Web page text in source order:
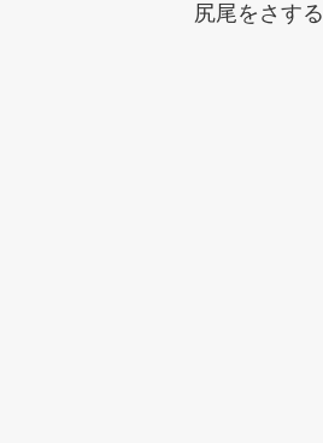
尻尾をさす